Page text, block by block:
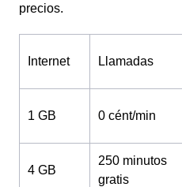
precios.
Internet Llamadas
1 GB 0 cént/min
4 GB
250 minutos
gratis